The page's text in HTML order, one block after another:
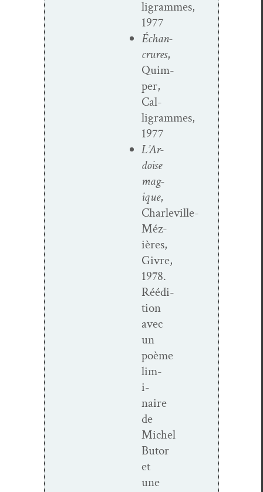
ligrammes,
1977
Échan­
crures,
Quim­
per,
Cal­
ligrammes,
1977
L’Ar­
doise
mag­
ique,
Charleville-
Méz­
ières,
Givre,
1978.
Réédi­
tion
avec
un
poème
lim­
i­
naire
de
Michel
Butor
et
une